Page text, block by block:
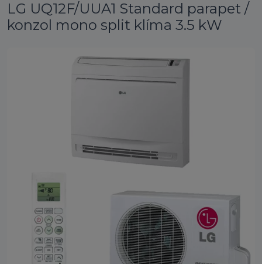
LG UQ12F/UUA1 Standard parapet /
konzol mono split klíma 3.5 kW